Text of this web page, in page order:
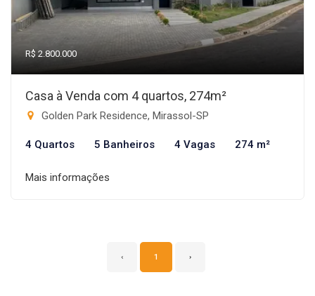
R$ 2.800.000
Casa à Venda com 4 quartos, 274m²
Golden Park Residence, Mirassol-SP
4 Quartos 5 Banheiros 4 Vagas 274 m²
Mais informações
‹ 1 ›